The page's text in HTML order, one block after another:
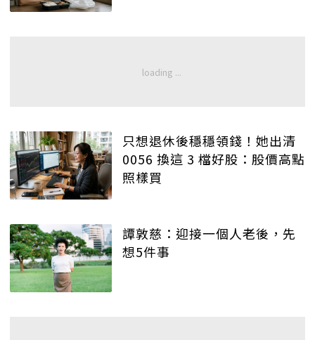
只想退休後穩穩領錢！她出清
0056 換這 3 檔好股：股價高點
照樣買
譚敦慈：迎接一個人老後，先
想5件事